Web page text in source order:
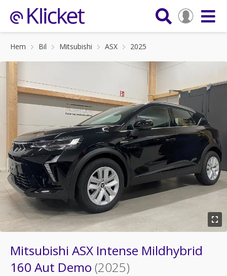
Hem Bil Mitsubishi ASX 2025
Mitsubishi ASX Intense Mildhybrid
160 Aut Demo (2025)